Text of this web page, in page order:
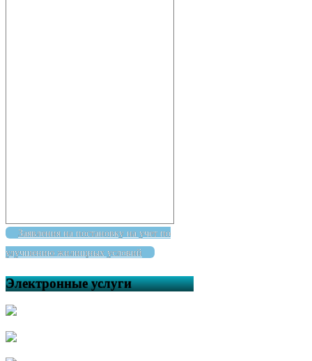
Заявления на постановку на учет по
улучшению жилищных условий
Электронные услуги